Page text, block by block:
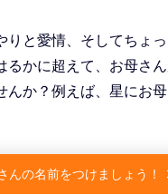
と愛情、そしてちょ
かに超えて、お母さ
か？例えば、星にお
んの名前をつけましょう！